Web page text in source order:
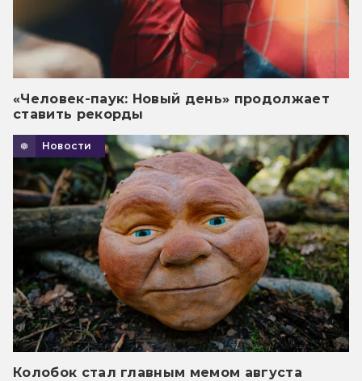
«Человек-паук: Новый день» продолжает
ставить рекорды
Новости
Колобок стал главным мемом августа